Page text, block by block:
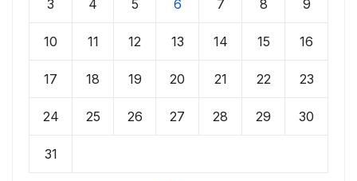
3 4 5 6 7 8 9
10 11 12 13 14 15 16
17 18 19 20 21 22 23
24 25 26 27 28 29 30
31